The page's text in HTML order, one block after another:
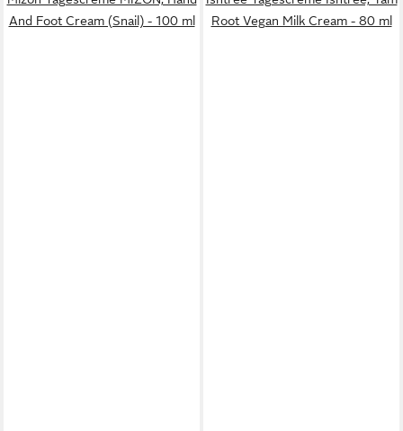
And Foot Cream (Snail) - 100 ml
Root Vegan Milk Cream - 80 ml